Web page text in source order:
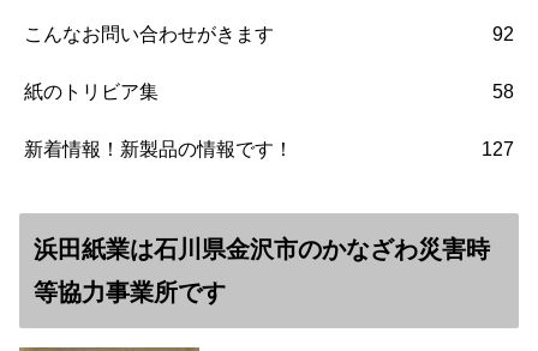
こんなお問い合わせがきます 92
紙のトリビア集 58
新着情報！新製品の情報です！ 127
浜田紙業は石川県金沢市のかなざわ災害時
等協力事業所です